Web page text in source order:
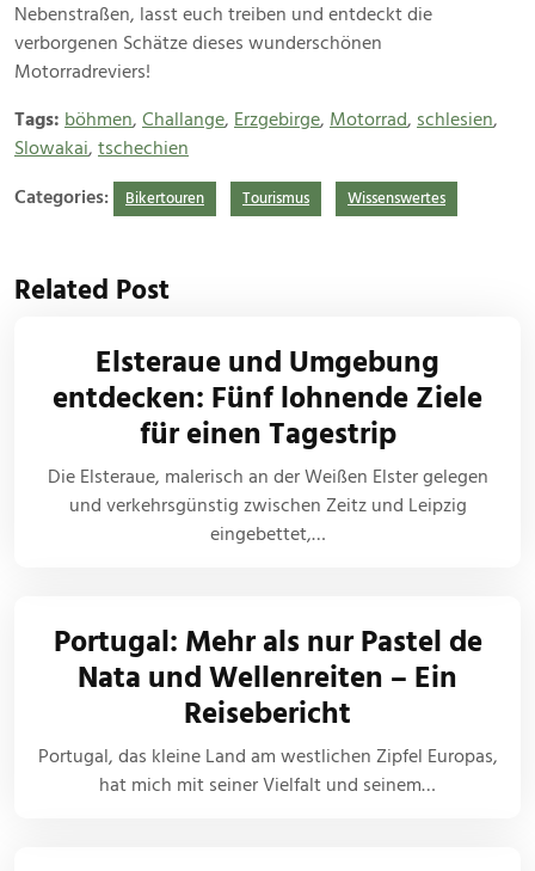
Nebenstraßen, lasst euch treiben und entdeckt die
verborgenen Schätze dieses wunderschönen
Motorradreviers!
Tags: böhmen, Challange, Erzgebirge, Motorrad, schlesien,
Slowakai, tschechien
Categories:
Bikertouren Tourismus Wissenswertes
Related Post
Elsteraue und Umgebung
entdecken: Fünf lohnende Ziele
für einen Tagestrip
Die Elsteraue, malerisch an der Weißen Elster gelegen
und verkehrsgünstig zwischen Zeitz und Leipzig
eingebettet,…
Portugal: Mehr als nur Pastel de
Nata und Wellenreiten – Ein
Reisebericht
Portugal, das kleine Land am westlichen Zipfel Europas,
hat mich mit seiner Vielfalt und seinem…